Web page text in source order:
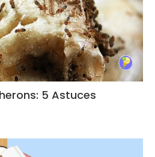
5 Astuces